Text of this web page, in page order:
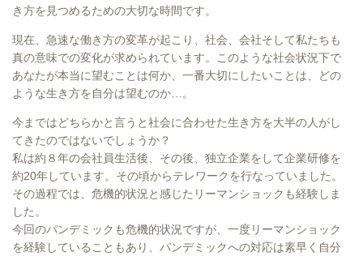
き方を見つめるための大切な時間です。
現在、急速な働き方の変革が起こり、社会、会社そして私たちも
真の意味での変化が求められています。このような社会状況下で
あなたが本当に望むことは何か、一番大切にしたいことは、どの
ような生き方を自分は望むのか…。
今まではどちらかと言うと社会に合わせた生き方を大半の人がし
てきたのではないでしょうか？
私は約８年の会社員生活後、その後、独立企業をして企業研修を
約20年しています。その頃からテレワークを行なっていました。
その過程では、危機的状況と感じたリーマンショックも経験しま
した。
今回のパンデミックも危機的状況ですが、一度リーマンショック
を経験していることもあり、パンデミックへの対応は素早く自分